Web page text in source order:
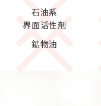
石油系
界面活性剤
鉱物油